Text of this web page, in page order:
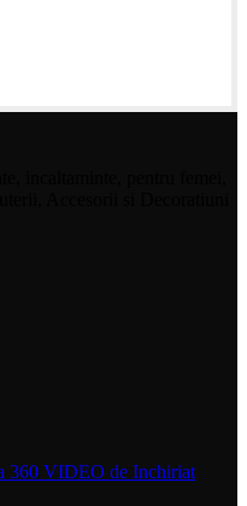
360 VIDEO de Inchiriat